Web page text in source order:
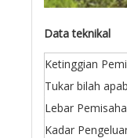
Data teknikal
Ketinggian
Tukar bilah
Lebar
Kadar